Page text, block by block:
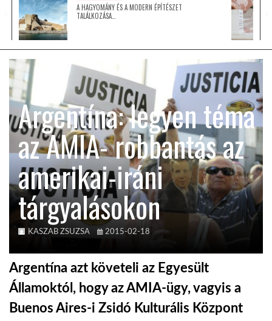
ÁZSIA
LATIN-AMERIKA
KÖZEL-KELET
AUSZTRÁLIA
A VILÁG ITTHON
A HAGYOMÁNY ÉS A MODERN ÉPÍTÉSZET
TALÁLKOZÁSA…
Argentína: legyen téma
az AMIA- robbantás az
amerikai-iráni
tárgyalásokon
KASZAB ZSUZSA 2015-02-18
Argentína azt követeli az Egyesült
Államoktól, hogy az AMIA-ügy, vagyis a
Buenos Aires-i Zsidó Kulturális Központ